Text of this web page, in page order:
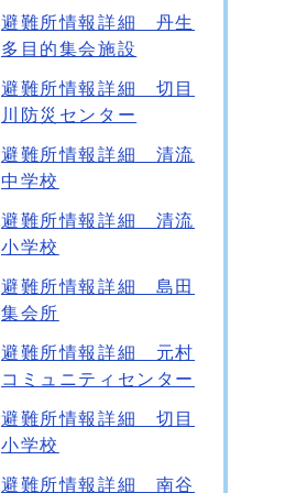
避難所情報詳細 丹生
多目的集会施設
避難所情報詳細 切目
川防災センター
避難所情報詳細 清流
中学校
避難所情報詳細 清流
小学校
避難所情報詳細 島田
集会所
避難所情報詳細 元村
コミュニティセンター
避難所情報詳細 切目
小学校
避難所情報詳細 南谷